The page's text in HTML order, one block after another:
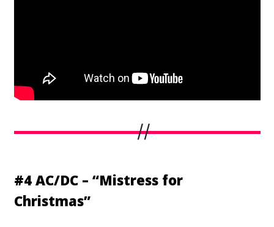
#4 AC/DC – “Mistress for
Christmas”